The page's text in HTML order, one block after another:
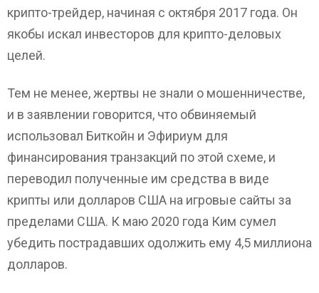
крипто-трейдер, начиная с октября 2017 года. Он
якобы искал инвесторов для крипто-деловых
целей.
Тем не менее, жертвы не знали о мошенничестве,
и в заявлении говорится, что обвиняемый
использовал Биткойн и Эфириум для
финансирования транзакций по этой схеме, и
переводил полученные им средства в виде
крипты или долларов США на игровые сайты за
пределами США. К маю 2020 года Ким сумел
убедить пострадавших одолжить ему 4,5 миллиона
долларов.